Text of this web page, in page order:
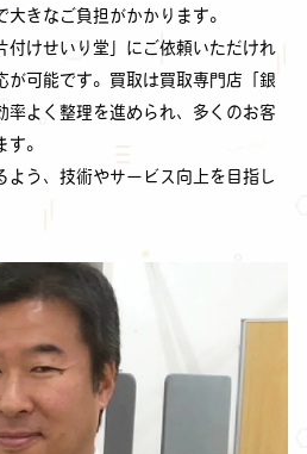
きなご負担がかかります。
付けせいり堂」にご依頼いただけれ
が可能です。買取は買取専門店「銀
率よく整理を進められ、多くのお客
。
う、技術やサービス向上を目指し